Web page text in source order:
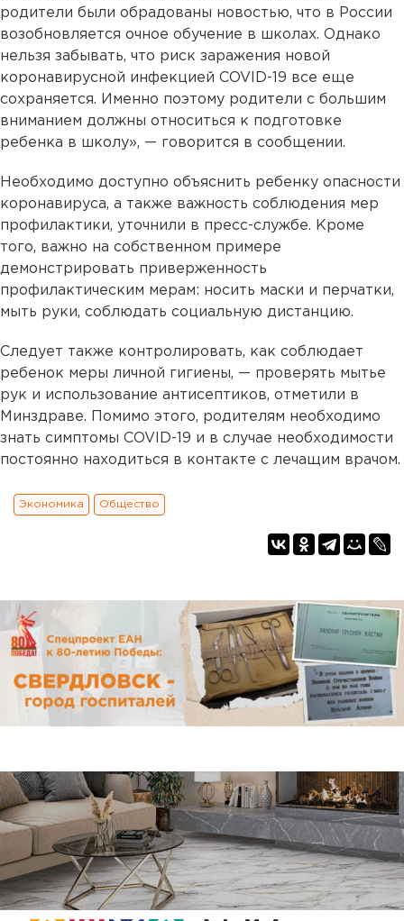
родители были обрадованы новостью, что в России
возобновляется очное обучение в школах. Однако
нельзя забывать, что риск заражения новой
коронавирусной инфекцией COVID-19 все еще
сохраняется. Именно поэтому родители с большим
вниманием должны относиться к подготовке
ребенка в школу», — говорится в сообщении.
Необходимо доступно объяснить ребенку опасности
коронавируса, а также важность соблюдения мер
профилактики, уточнили в пресс-службе. Кроме
того, важно на собственном примере
демонстрировать приверженность
профилактическим мерам: носить маски и перчатки,
мыть руки, соблюдать социальную дистанцию.
Следует также контролировать, как соблюдает
ребенок меры личной гигиены, — проверять мытье
рук и использование антисептиков, отметили в
Минздраве. Помимо этого, родителям необходимо
знать симптомы COVID-19 и в случае необходимости
постоянно находиться в контакте с лечащим врачом.
Экономика Общество